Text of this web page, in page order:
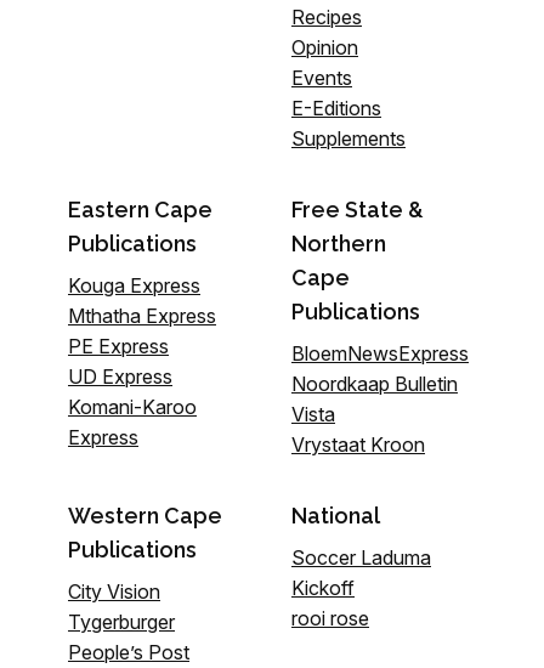
Recipes
Opinion
Events
E-Editions
Supplements
Eastern Cape
Publications
Kouga Express
Mthatha Express
PE Express
UD Express
Komani-Karoo
Express
Free State &
Northern
Cape
Publications
BloemNewsExpress
Noordkaap Bulletin
Vista
Vrystaat Kroon
Western Cape
Publications
City Vision
Tygerburger
People’s Post
National
Soccer Laduma
Kickoff
rooi rose